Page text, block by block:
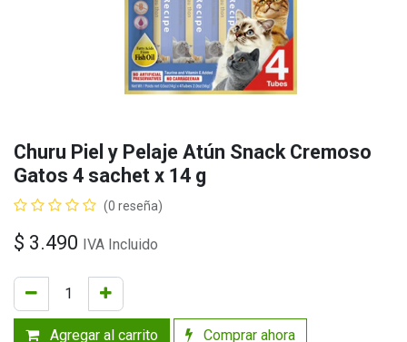
Churu Piel y Pelaje Atún Snack Cremoso
Gatos 4 sachet x 14 g
(0 reseña)
$ 3.490 IVA Incluido
Agregar al carrito Comprar ahora